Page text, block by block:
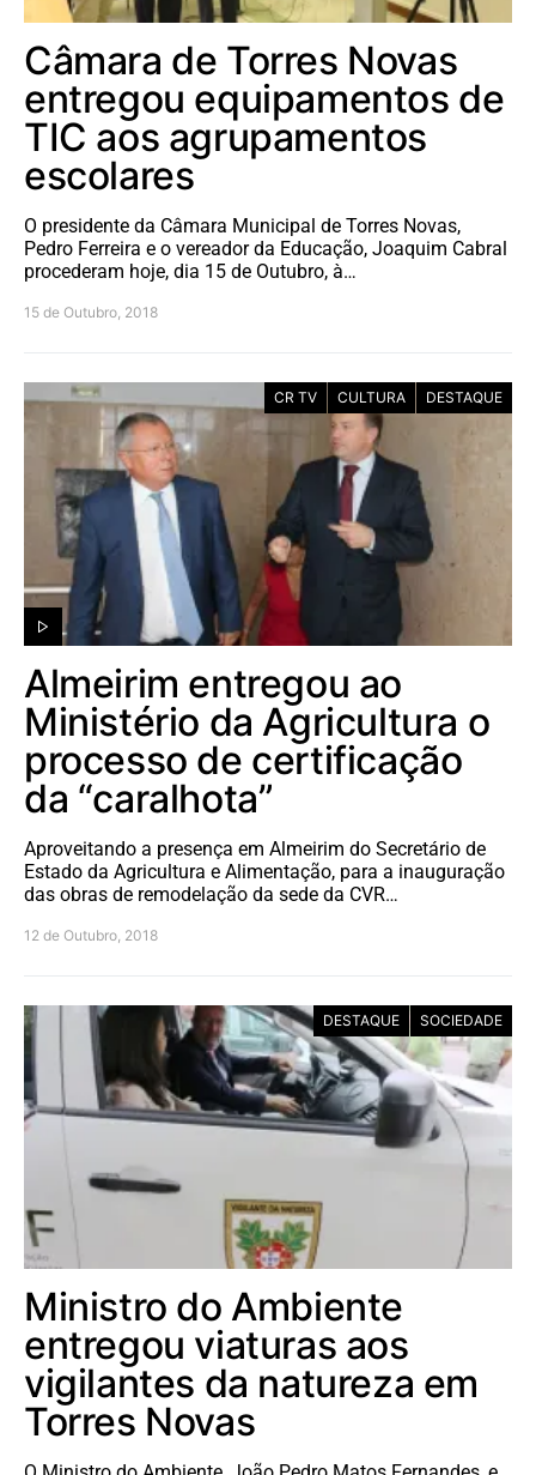
Câmara de Torres Novas
entregou equipamentos de
TIC aos agrupamentos
escolares
O presidente da Câmara Municipal de Torres Novas,
Pedro Ferreira e o vereador da Educação, Joaquim Cabral
procederam hoje, dia 15 de Outubro, à…
15 de Outubro, 2018
CR TV CULTURA DESTAQUE
Almeirim entregou ao
Ministério da Agricultura o
processo de certificação
da “caralhota”
Aproveitando a presença em Almeirim do Secretário de
Estado da Agricultura e Alimentação, para a inauguração
das obras de remodelação da sede da CVR…
12 de Outubro, 2018
DESTAQUE SOCIEDADE
Ministro do Ambiente
entregou viaturas aos
vigilantes da natureza em
Torres Novas